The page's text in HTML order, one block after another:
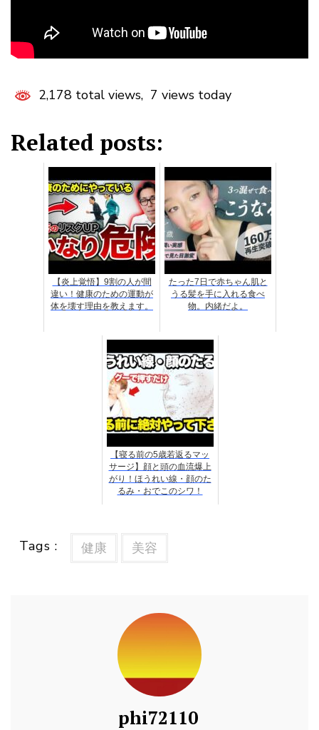
2,178 total views, 7 views today
Related posts:
【炎上覚悟】9割の人が間
違い！健康のための運動が
体を壊す理由を教えます。
たった7日で赤ちゃん肌と
うる髪を手に入れる食べ
物。内緒だよ。
【寝る前の5歳若返るマッ
サージ】顔と頭の血流爆上
がり！ほうれい線・顔のた
るみ・おでこのシワ！
Tags : 健康 美容
phi72110